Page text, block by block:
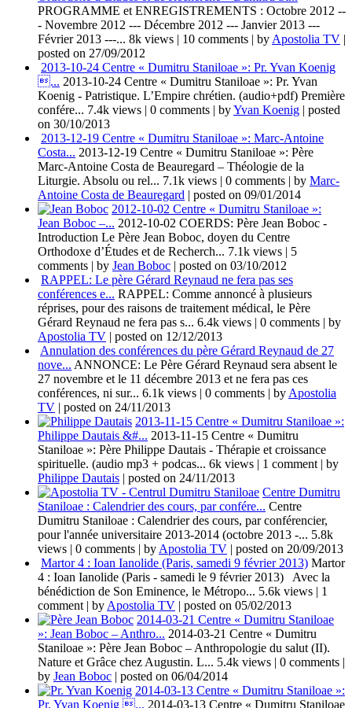
PROGRAMME et ENREGISTREMENTS : Octobre 2012 --
- Novembre 2012 --- Décembre 2012 --- Janvier 2013 ---
Février 2013 ---... 8k views | 10 comments | by Apostolia TV |
posted on 27/09/2012
2013-10-24 Centre « Dumitru Staniloae »: Pr. Yvan Koenig
... 2013-10-24 Centre « Dumitru Staniloae »: Pr. Yvan
Koenig - Patristique. L’Empire chrétien. (audio+pdf) Première
confére... 7.4k views | 0 comments | byYvan Koenig | posted
on 30/10/2013
2013-12-19 Centre « Dumitru Staniloae »: Marc-Antoine
Costa... 2013-12-19 Centre « Dumitru Staniloae »: Père
Marc-Antoine Costa de Beauregard – Théologie de la
Liturgie. Absolu ou rel... 7.1k views | 0 comments | by Marc-
Antoine Costa de Beauregard | posted on 09/01/2014
2012-10-02 Centre « Dumitru Staniloae »:
Jean Boboc –... 2012-10-02 COERDS: Père Jean Boboc -
Introduction Le Père Jean Boboc, doyen du Centre
Orthodoxe d’Études et de Recherch... 7.1k views | 5
comments | by Jean Boboc | posted on 03/10/2012
RAPPEL: Le père Gérard Reynaud ne fera pas ses
conférences e... RAPPEL: Comme annoncé à plusieurs
réprises, pour des raisons de traitement médical, le Père
Gérard Reynaud ne fera pas s... 6.4k views | 0 comments | by
Apostolia TV | posted on 12/12/2013
Annulation des conférences du père Gérard Reynaud de 27
nove... ANNONCE: Le Père Gérard Reynaud sera absent le
27 novembre et le 11 décembre 2013 et ne fera pas ces
conférences, ni sur... 6.1k views | 0 comments | by Apostolia
TV | posted on 24/11/2013
2013-11-15 Centre « Dumitru Staniloae »:
Philippe Dautais &#... 2013-11-15 Centre « Dumitru
Staniloae »: Père Philippe Dautais - Thérapie et croissance
spirituelle. (audio mp3 + podcas... 6k views | 1 comment | by
Philippe Dautais | posted on 24/11/2013
Centre Dumitru
Staniloae : Calendrier des cours, par confére... Centre
Dumitru Staniloae : Calendrier des cours, par conférencier,
pour l'année universitaire 2013-2014 (octobre 2013 -... 5.8k
views | 0 comments | by Apostolia TV | posted on 20/09/2013
Martor 4 : Ioan Ianolide (Paris, samedi 9 février 2013) Martor
4 : Ioan Ianolide (Paris - samedi le 9 février 2013) Avec la
bénédiction de Son Eminence, le Métropo... 5.6k views | 1
comment | by Apostolia TV | posted on 05/02/2013
2014-03-21 Centre « Dumitru Staniloae
»: Jean Boboc – Anthro... 2014-03-21 Centre « Dumitru
Staniloae »: Père Jean Boboc – Anthropologie du salut (II).
Nature et Grâce chez Augustin. L... 5.4k views | 0 comments |
by Jean Boboc | posted on 06/04/2014
2014-03-13 Centre « Dumitru Staniloae »:
Pr. Yvan Koenig ... 2014-03-13 Centre « Dumitru Staniloae